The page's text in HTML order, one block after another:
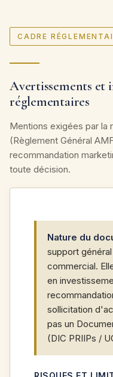
CADRE
Avertissements et
réglementaires
Mentions exigées par la
(Règlement Général
recommandation
toute décision.
Nature du
support
commercial.
en
sollicitation
pas un
(DIC PRIIPs /